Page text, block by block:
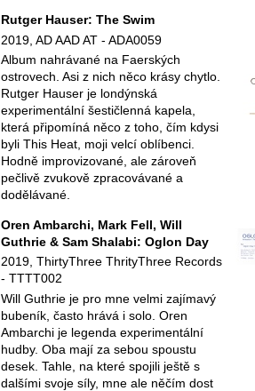
Rutger Hauser: The Swim
2019, AD AAD AT - ADA0059
Album nahrávané na Faerských
ostrovech. Asi z nich něco krásy chytlo.
Rutger Hauser je londýnská
experimentální šestičlenná kapela,
která připomíná něco z toho, čím kdysi
byli This Heat, moji velcí oblíbenci.
Hodně improvizované, ale zároveň
pečlivě zvukově zpracovávané a
dodělávané.
Oren Ambarchi, Mark Fell, Will
Guthrie & Sam Shalabi: Oglon Day
2019, ThirtyThree ThrityThree Records
- TTTT002
Will Guthrie je pro mne velmi zajímavý
bubeník, často hrává i solo. Oren
Ambarchi je legenda experimentální
hudby. Oba mají za sebou spoustu
desek. Tahle, na které spojili ještě s
dalšími svoje síly, mne ale něčím dost